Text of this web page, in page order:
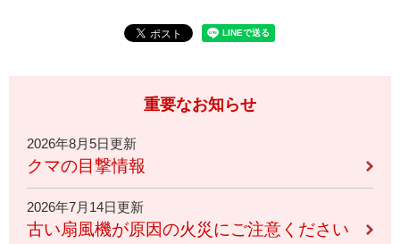
重要なお知らせ
2026年8月5日更新
クマの目撃情報
2026年7月14日更新
古い扇風機が原因の火災にご注意ください